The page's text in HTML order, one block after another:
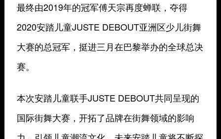
最终由2019年的冠军傅天宗再度蝉联，夺得
2020安踏儿童JUSTE DEBOUT亚洲区少儿街舞
大赛的总冠军，挺进三月在巴黎举办的全球总决
赛。
本次安踏儿童联手JUSTE DEBOUT共同呈现的
国际街舞大赛，开拓了品牌在街舞领域的影响